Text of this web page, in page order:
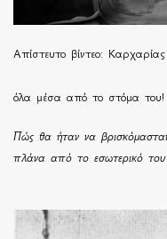
Απίστευτο βίντεο:
όλα μέσα από το στόμα του!
Πώς θα ήταν να
πλάνα από το εσωτερικό